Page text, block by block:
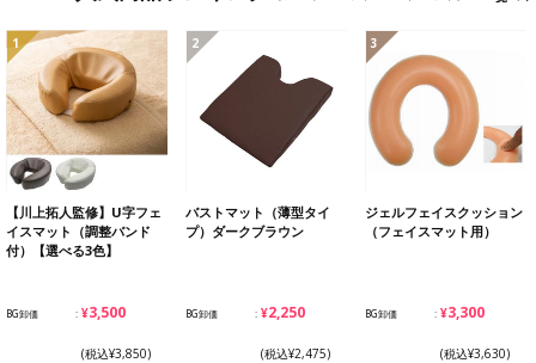
1
【川上拓人監修】U字フェ
イスマット（調整バンド
付）【選べる3色】
BG卸価 ¥3,500
(税込¥3,850)
2
バストマット（薄型タイ
プ）ダークブラウン
BG卸価 ¥2,250
(税込¥2,475)
3
ジェルフェイスクッション
（フェイスマット用）
BG卸価 ¥3,300
(税込¥3,630)